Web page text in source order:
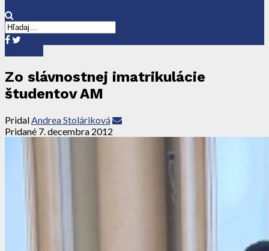
Zo slávnostnej imatrikulácie
študentov AM
Pridal Andrea Stoláriková
Pridané 7. decembra 2012